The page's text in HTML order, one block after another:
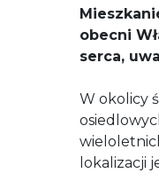
obecni
serca,
W okolicy
lokalizacji